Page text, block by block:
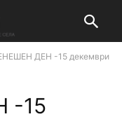
ДЕН -15 декември
-15